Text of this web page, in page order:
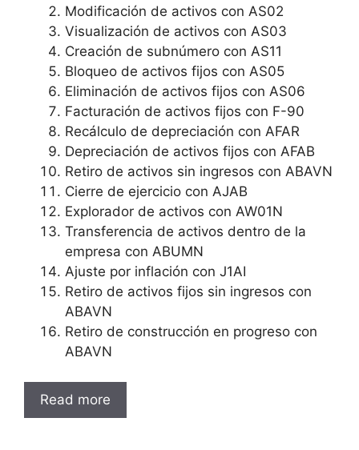
Modificación de activos con AS02
Visualización de activos con AS03
Creación de subnúmero con AS11
Bloqueo de activos fijos con AS05
Eliminación de activos fijos con AS06
Facturación de activos fijos con F-90
Recálculo de depreciación con AFAR
Depreciación de activos fijos con AFAB
Retiro de activos sin ingresos con ABAVN
Cierre de ejercicio con AJAB
Explorador de activos con AW01N
Transferencia de activos dentro de la
empresa con ABUMN
Ajuste por inflación con J1AI
Retiro de activos fijos sin ingresos con
ABAVN
Retiro de construcción en progreso con
ABAVN
Read more